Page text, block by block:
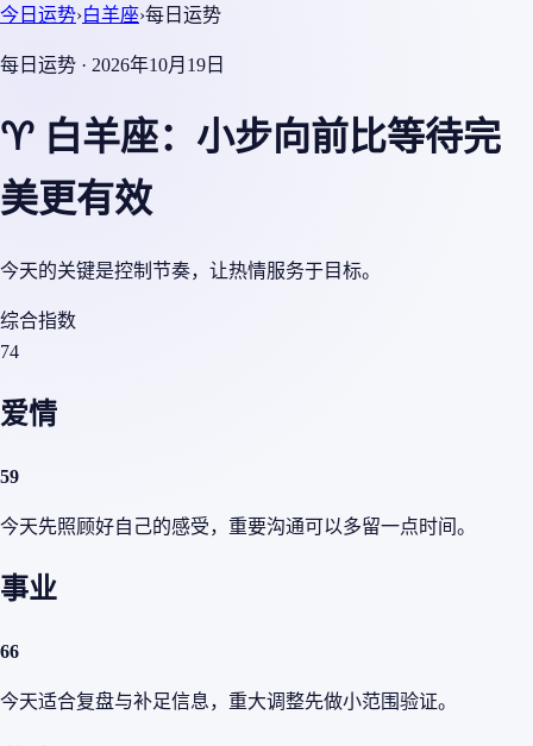
今日运势›白羊座›每日运势
每日运势 · 2026年10月19日
♈ 白羊座：小步向前比等待完
美更有效
今天的关键是控制节奏，让热情服务于目标。
综合指数
74
爱情
59
今天先照顾好自己的感受，重要沟通可以多留一点时间。
事业
66
今天适合复盘与补足信息，重大调整先做小范围验证。